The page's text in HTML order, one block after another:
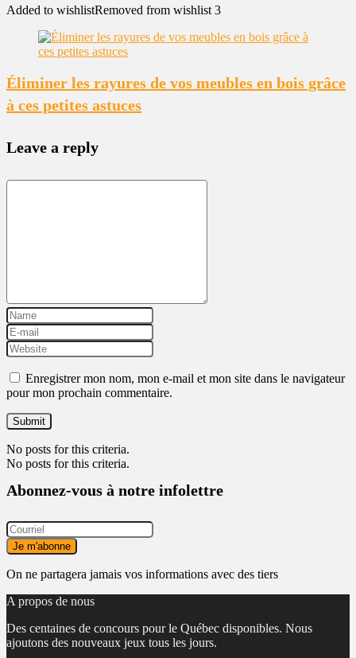
Added to wishlistRemoved from wishlist 3
Éliminer les rayures de vos meubles en bois grâce
à ces petites astuces
Leave a reply
Enregistrer mon nom, mon e-mail et mon site dans le navigateur
pour mon prochain commentaire.
No posts for this criteria.
No posts for this criteria.
Abonnez-vous à notre infolettre
On ne partagera jamais vos informations avec des tiers
A propos de nous
Des centaines de concours pour le Québec disponibles. Nous
ajoutons des nouveaux jeux tous les jours.